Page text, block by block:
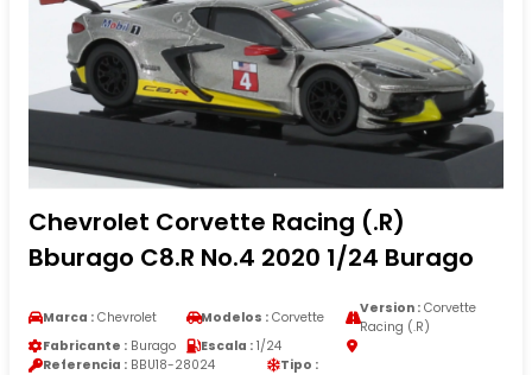
Chevrolet Corvette Racing (.R)
Bburago C8.R No.4 2020 1/24 Burago
Marca : Chevrolet Modelos : Corvette
Version :Corvette
Racing (.R)
Fabricante : Burago Escala : 1/24
Referencia : BBU18-28024 Tipo :